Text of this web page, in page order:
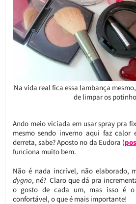
Na vida real fica essa lambança
de limpar os
Ando meio viciada em usar spray pra
mesmo sendo inverno aqui faz calor
derreta, sabe? Aposto no da Eudora (
funciona muito bem.
Não é nada incrível, não elaborado,
dygno, né? Claro que dá pra
o gosto de cada um, mas isso é
confortável, o que é mais importante!